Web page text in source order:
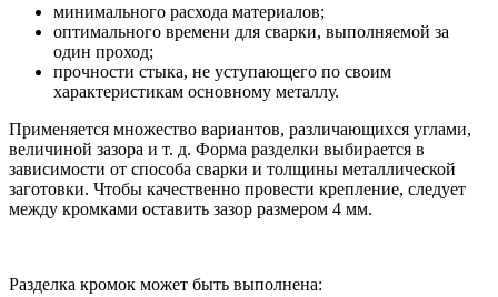
минимального расхода материалов;
оптимального времени для сварки, выполняемой за
один проход;
прочности стыка, не уступающего по своим
характеристикам основному металлу.
Применяется множество вариантов, различающихся углами,
величиной зазора и т. д. Форма разделки выбирается в
зависимости от способа сварки и толщины металлической
заготовки. Чтобы качественно провести крепление, следует
между кромками оставить зазор размером 4 мм.
Разделка кромок может быть выполнена: